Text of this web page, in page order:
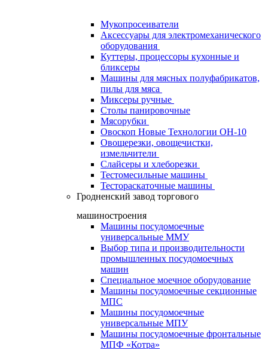
Мукопросеиватели
Аксессуары для электромеханического
оборудования
Куттеры, процессоры кухонные и
бликсеры
Машины для мясных полуфабрикатов,
пилы для мяса
Миксеры ручные
Столы панировочные
Мясорубки
Овоскоп Новые Технологии ОН-10
Овощерезки, овощечистки,
измельчители
Слайсеры и хлеборезки
Тестомесильные машины
Тестораскаточные машины
Гродненский завод торгового
машиностроения
Машины посудомоечные
универсальные ММУ
Выбор типа и производительности
промышленных посудомоечных
машин
Специальное моечное оборудование
Машины посудомоечные секционные
МПС
Машины посудомоечные
универсальные МПУ
Машины посудомоечные фронтальные
МПФ «Котра»